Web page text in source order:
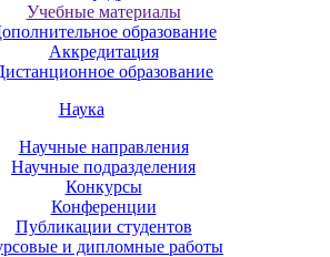
Учебные материалы
образование
Аккредитация
образование
Наука
Научные направления
Научные подразделения
Конкурсы
Конференции
Публикации студентов
и дипломные работы